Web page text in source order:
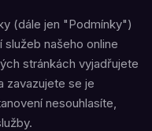
(dále jen "Podmínky")
služeb našeho online
stránkách vyjadřujete
zavazujete se je
nesouhlasíte,